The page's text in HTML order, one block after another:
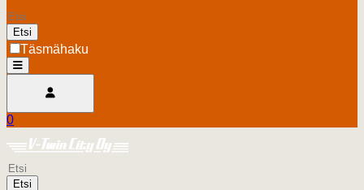
Etsi
Täsmähaku
open
Ostoskori
0.00 €
0
Harley Davidson Turku
Etsi